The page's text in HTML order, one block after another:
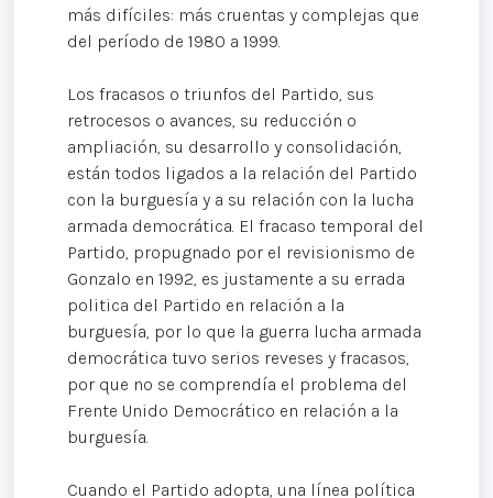
más difíciles: más cruentas y complejas que
del período de 1980 a 1999.
Los fracasos o triunfos del Partido, sus
retrocesos o avances, su reducción o
ampliación, su desarrollo y consolidación,
están todos ligados a la relación del Partido
con la burguesía y a su relación con la lucha
armada democrática. El fracaso temporal del
Partido, propugnado por el revisionismo de
Gonzalo en 1992, es justamente a su errada
politica del Partido en relación a la
burguesía, por lo que la guerra lucha armada
democrática tuvo serios reveses y fracasos,
por que no se comprendía el problema del
Frente Unido Democrático en relación a la
burguesía.
Cuando el Partido adopta, una línea política